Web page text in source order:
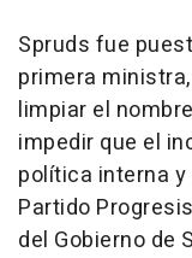
Spruds fue
primera
limpiar el
impedir que el
política interna
Partido
del Gobierno de